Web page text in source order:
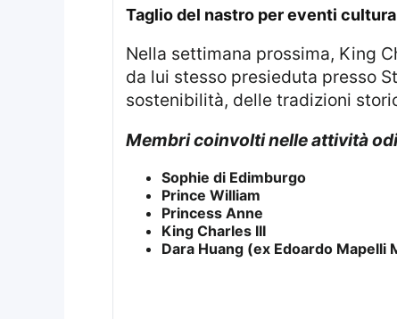
taglio del nastro per eventi
Nella settimana prossima, King Charles sarà presente alla cerimonia annuale dei premi organizzata dalla fondazione
da lui stesso presieduta presso
sostenibilità, delle tradizioni
Membri coinvolti nelle attività
Sophie di Edimburgo
Prince William
Princess Anne
King Charles III
Dara Huang (ex Edoardo Mapelli